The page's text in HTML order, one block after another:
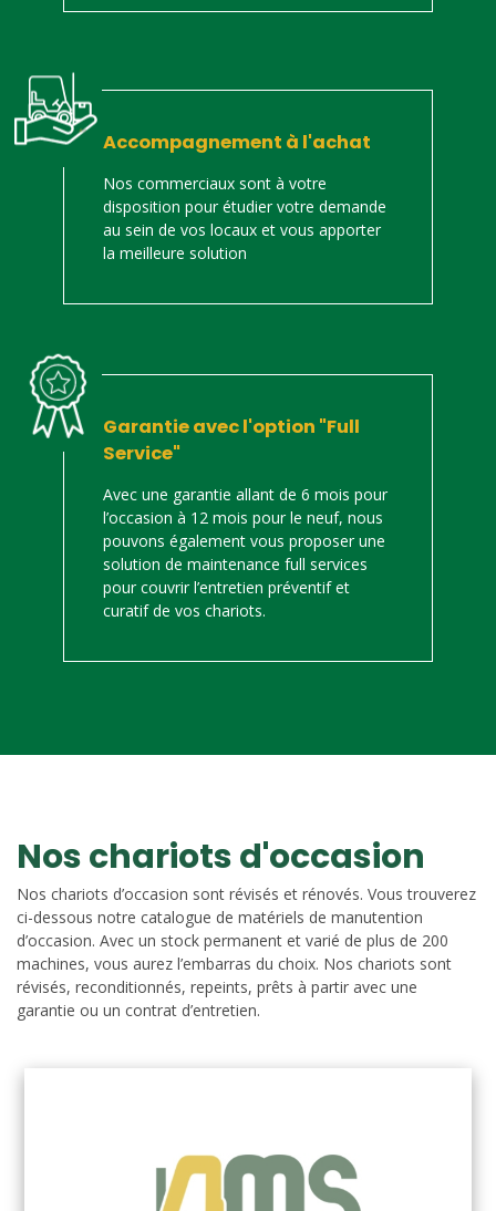
Accompagnement à l'achat
Nos commerciaux sont à votre
disposition pour étudier votre demande
au sein de vos locaux et vous apporter
la meilleure solution
Garantie avec l'option "Full
Service"
Avec une garantie allant de 6 mois pour
l’occasion à 12 mois pour le neuf, nous
pouvons également vous proposer une
solution de maintenance full services
pour couvrir l’entretien préventif et
curatif de vos chariots.
Nos chariots d'occasion
Nos chariots d’occasion sont révisés et rénovés. Vous trouverez
ci-dessous notre catalogue de matériels de manutention
d’occasion. Avec un stock permanent et varié de plus de 200
machines, vous aurez l’embarras du choix. Nos chariots sont
révisés, reconditionnés, repeints, prêts à partir avec une
garantie ou un contrat d’entretien.